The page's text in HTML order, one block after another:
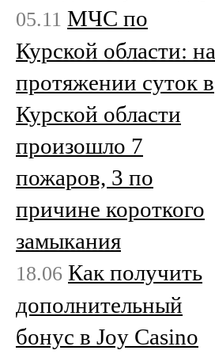
05.11 МЧС по
Курской области: на
протяжении суток в
Курской области
произошло 7
пожаров, 3 по
причине короткого
замыкания
18.06 Как получить
дополнительный
бонус в Joy Casino